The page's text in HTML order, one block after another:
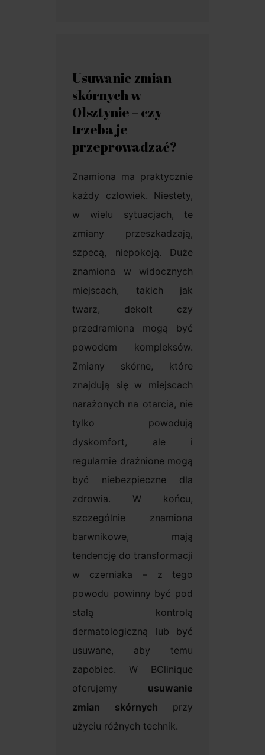
Usuwanie zmian
skórnych w
Olsztynie – czy
trzeba je
przeprowadzać?
Znamiona ma praktycznie
każdy człowiek. Niestety,
w wielu sytuacjach, te
zmiany przeszkadzają,
szpecą, niepokoją. Duże
znamiona w widocznych
miejscach, takich jak
twarz, dekolt czy
przedramiona mogą być
powodem kompleksów.
Zmiany skórne, które
znajdują się w miejscach
narażonych na otarcia, nie
tylko powodują
dyskomfort, ale i
regularnie drażnione mogą
być niebezpieczne dla
zdrowia. W końcu,
szczególnie znamiona
barwnikowe, mają
tendencję do transformacji
w czerniaka – z tego
powodu powinny być pod
stałą kontrolą
dermatologiczną lub być
usuwane, aby temu
zapobiec. W BClinique
oferujemy usuwanie
zmian skórnych przy
użyciu różnych technik.